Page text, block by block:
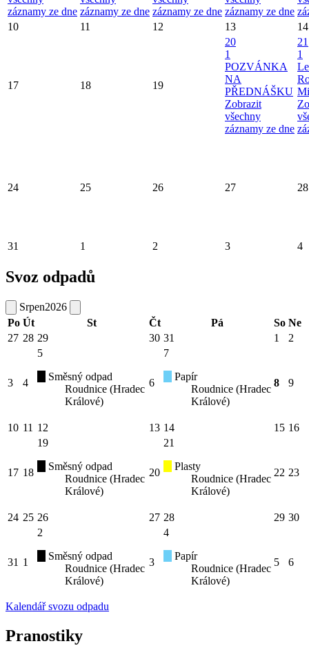
záznamy ze dne záznamy ze dne záznamy ze dne záznamy ze dne
10
11 12 13 14
17 18 19
20
1
POZVÁNKA
NA
PŘEDNÁŠKU
Zobrazit
všechny
záznamy ze dne
21
1
24 25 26 27 28
31 1 2 3 4
Svoz odpadů
Srpen2026
Po Út St Čt Pá So Ne
27 28 29 30 31 1 2
3 4
5
Směsný odpad
Roudnice (Hradec
Králové)
6
7
Papír
Roudnice (Hradec
Králové)
8 9
10 11 12 13 14 15 16
17 18
19
Směsný odpad
Roudnice (Hradec
Králové)
20
21
Plasty
Roudnice (Hradec
Králové)
22 23
24 25 26 27 28 29 30
31 1
2
Směsný odpad
Roudnice (Hradec
Králové)
3
4
Papír
Roudnice (Hradec
Králové)
5 6
Kalendář svozu odpadu
Pranostiky